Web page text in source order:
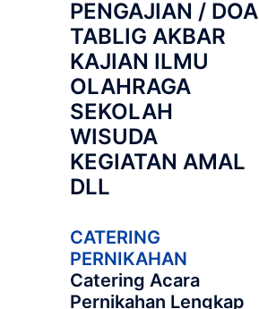
PENGAJIAN / DOA
TABLIG AKBAR
KAJIAN ILMU
OLAHRAGA
SEKOLAH
WISUDA
KEGIATAN AMAL
DLL
CATERING
PERNIKAHAN
Catering Acara
Pernikahan Lengkap